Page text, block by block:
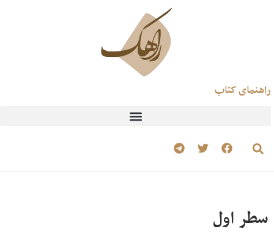
راهنمای کتاب
سطر اول